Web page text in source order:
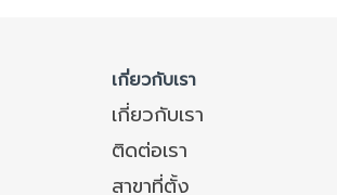
เกี่ยวกับเรา
เกี่ยวกับเรา
ติดต่อเรา
สาขาที่ตั้ง